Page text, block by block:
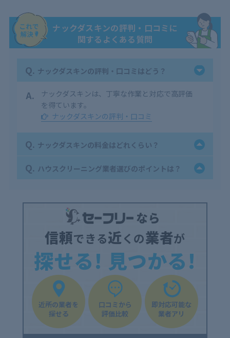
ナックダスキンの評判・口コミに
関するよくある質問
Q. ナックダスキンの評判・口コミはどう？
A.
ナックダスキンは、丁寧な作業と対応で高評価
を得ています。
ナックダスキンの評判・口コミ
Q. ナックダスキンの料金はどれくらい？
Q. ハウスクリーニング業者選びのポイントは？
信頼できる近くの業者が
探せる! 見つかる!
近所の業者を
探せる
口コミから
評価比較
即対応可能な
業者アリ